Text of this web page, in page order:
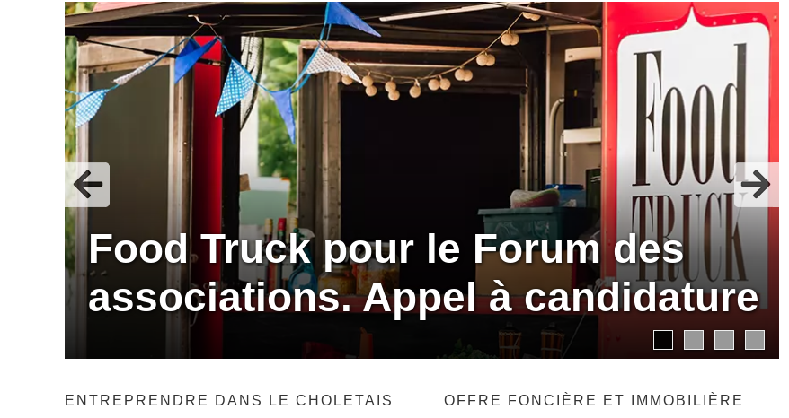
Food Truck pour le Forum des
associations. Appel à candidature
ENTREPRENDRE DANS LE CHOLETAIS OFFRE FONCIÈRE ET IMMOBILIÈRE